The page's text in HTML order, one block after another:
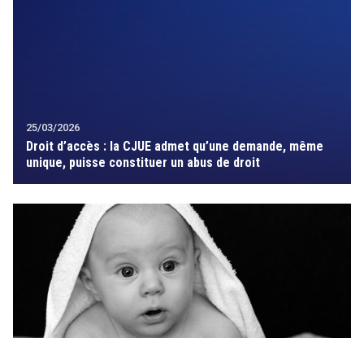
25/03/2026
Droit d’accès : la CJUE admet qu’une demande, même
unique, puisse constituer un abus de droit